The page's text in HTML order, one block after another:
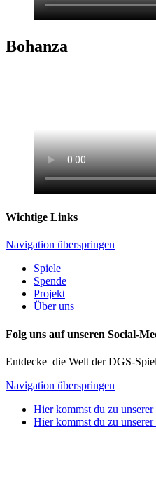
Bohanza
Wichtige Links
Navigation überspringen
Spiele
Spende
Projekt
Über uns
Folg uns auf unseren Social-
Entdecke die Welt der DGS-
Navigation überspringen
Hier kommst du zu unserer
Hier kommst du zu unserer